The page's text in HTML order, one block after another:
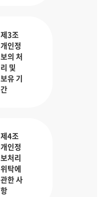
제3조
개인정
보의 처
리 및
보유 기
간
제4조
개인정
보처리
위탁에
관한 사
항